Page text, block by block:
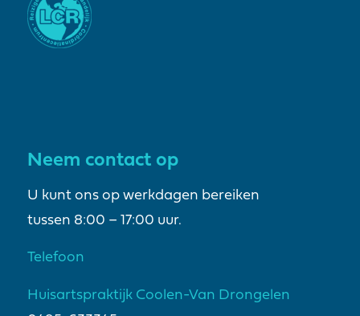
Neem contact op
U kunt ons op werkdagen bereiken
tussen 8:00 – 17:00 uur.
Telefoon
Huisartspraktijk Coolen-Van Drongelen